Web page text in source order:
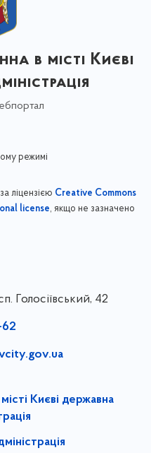
в місті Києві
режимі
ліцензією Creative Commons
license, якщо не зазначено
Голосіївський, 42
Києві державна